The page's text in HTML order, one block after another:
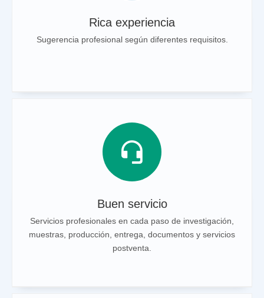
Rica experiencia
Sugerencia profesional según diferentes requisitos.
Buen servicio
Servicios profesionales en cada paso de investigación,
muestras, producción, entrega, documentos y servicios
postventa.